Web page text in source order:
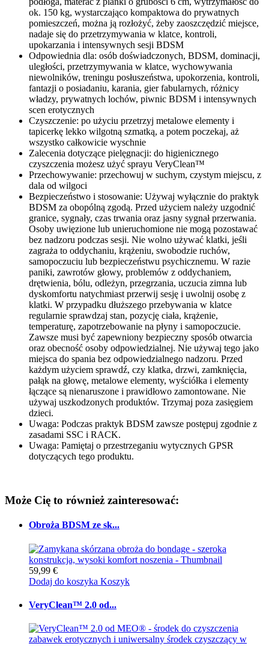
ok. 150 kg, wystarczająco kompaktowa do prywatnych
pomieszczeń, można ją rozłożyć, żeby zaoszczędzić miejsce,
nadaje się do przetrzymywania w klatce, kontroli,
upokarzania i intensywnych sesji BDSM
Odpowiednia dla: osób doświadczonych, BDSM, dominacji,
uległości, przetrzymywania w klatce, wychowywania
niewolników, treningu posłuszeństwa, upokorzenia, kontroli,
fantazji o posiadaniu, karania, gier fabularnych, różnicy
władzy, prywatnych lochów, piwnic BDSM i intensywnych
scen erotycznych
Czyszczenie: po użyciu przetrzyj metalowe elementy i
tapicerkę lekko wilgotną szmatką, a potem poczekaj, aż
wszystko całkowicie wyschnie
Zalecenia dotyczące pielęgnacji: do higienicznego
czyszczenia możesz użyć sprayu VeryClean™
Przechowywanie: przechowuj w suchym, czystym miejscu, z
dala od wilgoci
Bezpieczeństwo i stosowanie: Używaj wyłącznie do praktyk
BDSM za obopólną zgodą. Przed użyciem należy uzgodnić
granice, sygnały, czas trwania oraz jasny sygnał przerwania.
Osoby uwięzione lub unieruchomione nie mogą pozostawać
bez nadzoru podczas sesji. Nie wolno używać klatki, jeśli
zagraża to oddychaniu, krążeniu, swobodzie ruchów,
samopoczuciu lub bezpieczeństwu psychicznemu. W razie
paniki, zawrotów głowy, problemów z oddychaniem,
drętwienia, bólu, odleżyn, przegrzania, uczucia zimna lub
dyskomfortu natychmiast przerwij sesję i uwolnij osobę z
klatki. W przypadku dłuższego przebywania w klatce
regularnie sprawdzaj stan, pozycję ciała, krążenie,
temperaturę, zapotrzebowanie na płyny i samopoczucie.
Zawsze musi być zapewniony bezpieczny sposób otwarcia
oraz obecność osoby odpowiedzialnej. Nie używaj tego jako
miejsca do spania bez odpowiedzialnego nadzoru. Przed
każdym użyciem sprawdź, czy klatka, drzwi, zamknięcia,
pałąk na głowę, metalowe elementy, wyściółka i elementy
łączące są nienaruszone i prawidłowo zamontowane. Nie
używaj uszkodzonych produktów. Trzymaj poza zasięgiem
dzieci.
Uwaga: Podczas praktyk BDSM zawsze postępuj zgodnie z
zasadami SSC i RACK.
Uwaga: Pamiętaj o przestrzeganiu wytycznych GPSR
dotyczących tego produktu.
Może Cię to również zainteresować:
Obroża BDSM ze sk...
59,99 €
Dodaj do koszyka Koszyk
VeryClean™ 2.0 od...